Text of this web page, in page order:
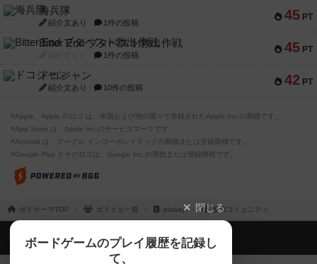
45 PT
海兵隊
紹介文あり 1件の投稿
45 PT
Bitter End ブタペスト救出作戦
1件の投稿
42 PT
ドコジャン
紹介文あり 10件の投稿
※Apple、Apple のロゴ は、米国および他の国々で登録されたApple Inc.の商標です。
※App Store は、Apple Inc.のサービスマークです。
※Android は、グーグル インコーポレイテッドの商標または登録商標です。
※Google Play とそのロゴは、Google Inc.の商標または登録商標です。
ボドゲーマTOP ボドとも一覧 plaaay 参加コミュニティ
閉じる
ボードゲームのプレイ履歴を記録し
て、
ボドゲーマTOP